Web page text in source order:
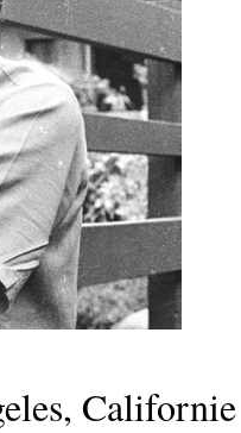
Californie